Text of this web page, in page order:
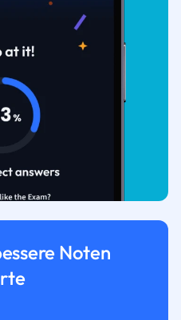
Noten